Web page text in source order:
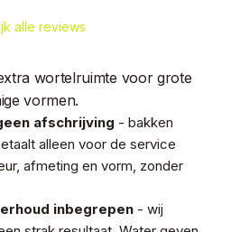
alle reviews
wortelruimte voor grote
vormen.
afschrijving - bakken
alleen voor de service
afmeting en vorm, zonder
inbegrepen - wij